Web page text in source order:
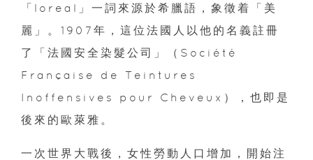
「loreal」一詞來源於希臘語，象徵着「美
麗」。1907年，這位法國人以他的名義註冊
了「法國安全染髮公司」（Société
Française de Teintures
Inoffensives pour Cheveux），也即是
後來的歐萊雅。
一次世界大戰後，女性勞動人口增加，開始注